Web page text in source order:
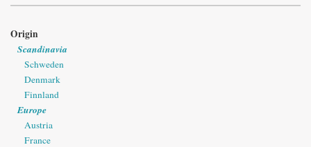
Origin
Scandinavia
Schweden
Denmark
Finnland
Europe
Austria
France